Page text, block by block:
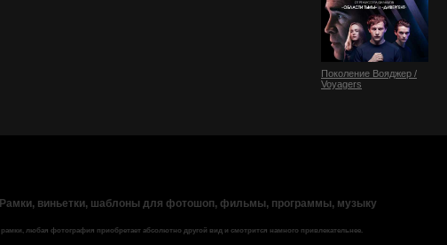
Поколение Вояджер /
Voyagers
Рамки, виньетки, шаблоны для фотошоп, фильмы, программы, музыку
любая фотография приобретает абсолютно другой вид и смотрится намного привлекательнее.